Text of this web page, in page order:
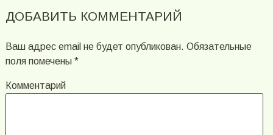
ДОБАВИТЬ КОММЕНТАРИЙ
Ваш адрес email не будет опубликован. Обязательные
поля помечены *
Комментарий